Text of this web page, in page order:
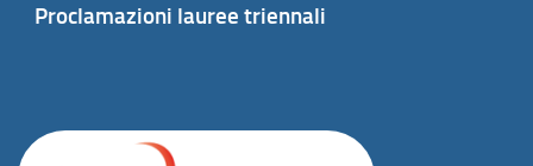
Proclamazioni lauree triennali